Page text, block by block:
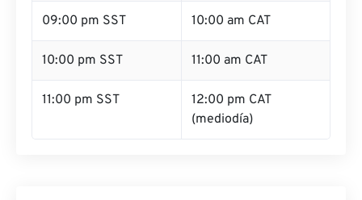
09:00 pm SST 10:00 am CAT
10:00 pm SST 11:00 am CAT
11:00 pm SST
12:00 pm CAT
(mediodía)